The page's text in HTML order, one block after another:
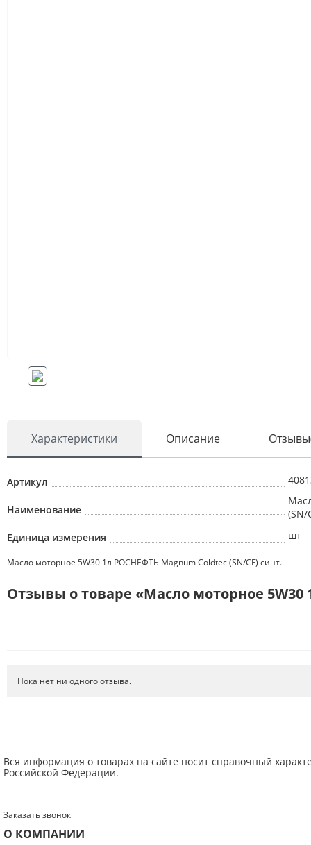
Характеристики Описание
Артикул
Наименование
(SN/
Единица измерения
шт
Масло моторное 5W30 1л РОСНЕФТЬ Magnum Coldtec (SN/CF) синт.
Отзывы о товаре «Масло моторное 5W30
Пока нет ни одного отзыва.
Вся информация о товарах на сайте носит справочный
Российской Федерации.
Заказать звонок
О КОМПАНИИ